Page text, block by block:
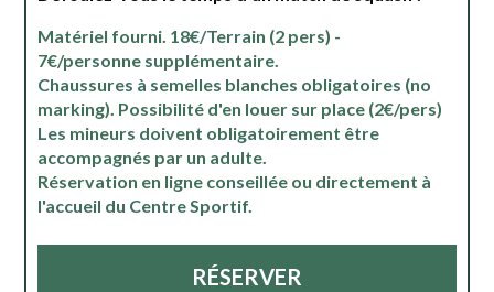
Matériel fourni. 18€/Terrain (2 pers) -
7€/personne supplémentaire.
Chaussures à semelles blanches obligatoires (no
marking). Possibilité d'en louer sur place (2€/pers)
Les mineurs doivent obligatoirement être
accompagnés par un adulte.
Réservation en ligne conseillée ou directement à
l'accueil du Centre Sportif.
RÉSERVER